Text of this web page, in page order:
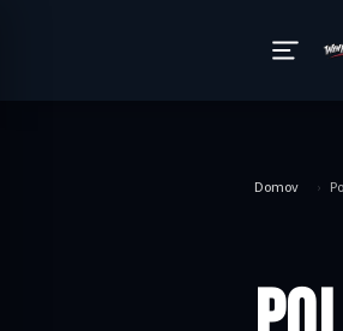
Domov ›